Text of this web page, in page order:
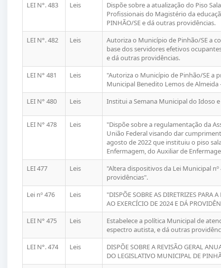
LEI N°. 483
Leis
Dispõe sobre a atualização do Piso
Profissionais do Magistério da
PINHÃO/SE e dá outras providências.
LEI N°. 482
Leis
Autoriza o Município de Pinhão/SE a
base dos servidores efetivos
e dá outras providências.
LEI N° 481
Leis
"Autoriza o Município de Pinhão/SE a
Municipal Benedito Lemos de
LEI N° 480
Leis Institui a Semana Municipal do Idoso
LEI N° 478 Leis
"Dispõe sobre a regulamentação da
União Federal visando dar
agosto de 2022 que instituiu o piso
Enfermagem, do Auxiliar de
LEI 477
Leis
"Altera dispositivos da Lei Municipal
providências".
Lei nº 476
Leis
"DISPÕE SOBRE AS DIRETRIZES PARA
AO EXERCÍCIO DE 2024 E DÁ
LEI N° 475
Leis
Estabelece a política Municipal de
espectro autista, e dá outras
LEI N°. 474
Leis
DISPÕE SOBRE A REVISÃO GERAL
DO LEGISLATIVO MUNICIPAL DE